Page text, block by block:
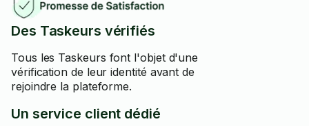
Des Taskeurs vérifiés
Tous les Taskeurs font l'objet d'une
vérification de leur identité avant de
rejoindre la plateforme.
Un service client dédié